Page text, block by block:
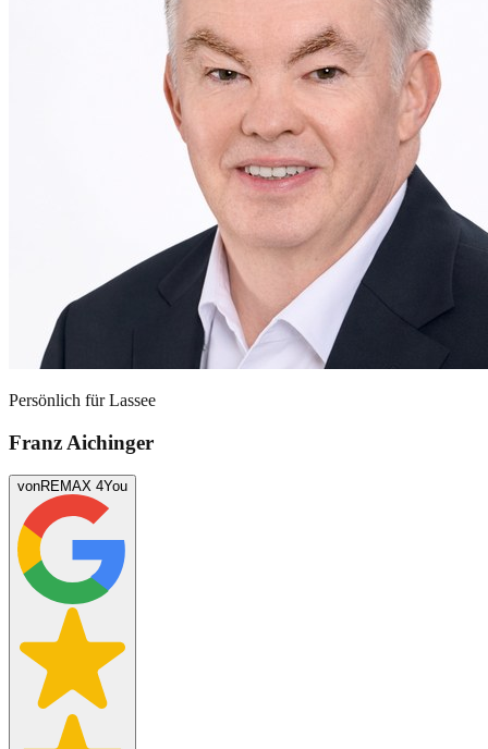
Persönlich fürLassee
Franz Aichinger
vonREMAX 4You